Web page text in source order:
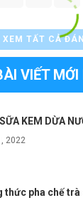
XEM TẤT CẢ
VIẾT
KEM DỪA
2022
thức pha chế